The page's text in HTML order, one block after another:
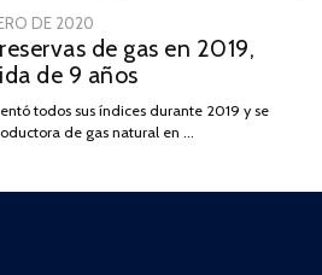
DE 2020
DE
JULIO
2025
de gas en 2019,
de 9 años
todos sus índices durante 2019 y se
de gas natural en …